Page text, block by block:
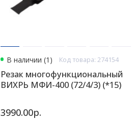
В наличии (1) Код товара: 274154
Резак многофункциональный
ВИХРЬ МФИ-400 (72/4/3) (*15)
3990.00р.